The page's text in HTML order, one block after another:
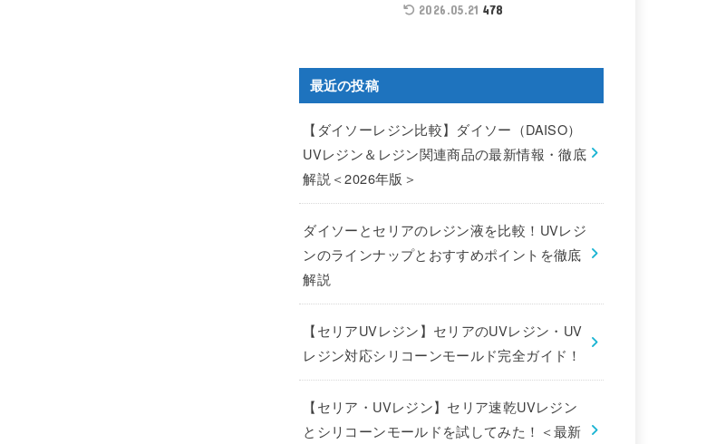
2026.05.21 478
最近の投稿
【ダイソーレジン比較】ダイソー（DAISO）
UVレジン＆レジン関連商品の最新情報・徹底
解説＜2026年版＞
ダイソーとセリアのレジン液を比較！UVレジ
ンのラインナップとおすすめポイントを徹底
解説
【セリアUVレジン】セリアのUVレジン・UV
レジン対応シリコーンモールド完全ガイド！
【セリア・UVレジン】セリア速乾UVレジン
とシリコーンモールドを試してみた！＜最新